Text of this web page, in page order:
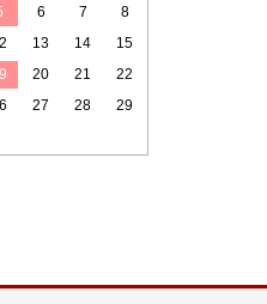
6 7
8
13 14
15
20 21
22
27 28
29